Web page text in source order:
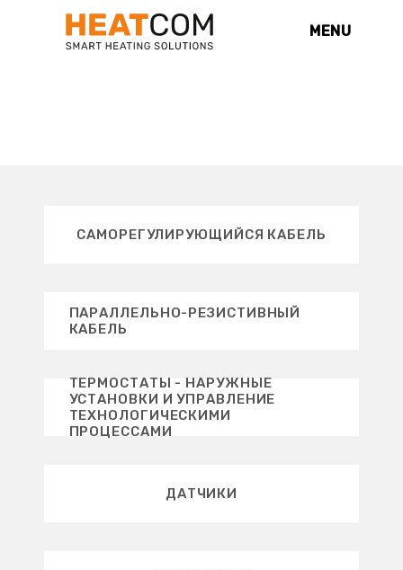
MENU
САМОРЕГУЛИРУЮЩИЙСЯ КАБЕЛЬ
ПАРАЛЛЕЛЬНО-РЕЗИСТИВНЫЙ
КАБЕЛЬ
ТЕРМОСТАТЫ - НАРУЖНЫЕ
УСТАНОВКИ И УПРАВЛЕНИЕ
ТЕХНОЛОГИЧЕСКИМИ
ПРОЦЕССАМИ
ДАТЧИКИ